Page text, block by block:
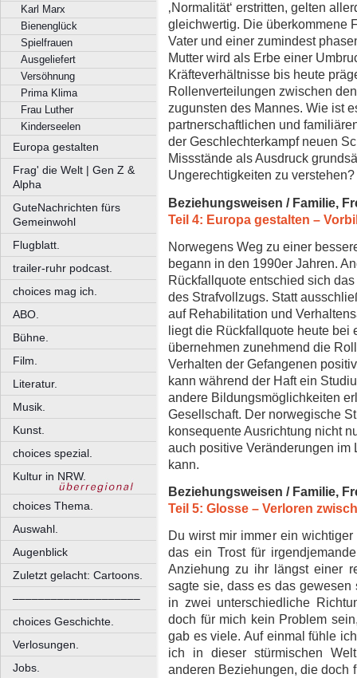
Karl Marx
Bienenglück
Spielfrauen
Ausgeliefert
Versöhnung
Prima Klima
Frau Luther
Kinderseelen
Europa gestalten
Frag' die Welt | Gen Z &
Alpha
GuteNachrichten fürs
Gemeinwohl
Flugblatt.
trailer-ruhr podcast.
choices mag ich.
ABO.
Bühne.
Film.
Literatur.
Musik.
Kunst.
choices spezial.
Kultur in NRW.
choices Thema.
Auswahl.
Augenblick
Zuletzt gelacht: Cartoons.
––––––––––––––––––––
choices Geschichte.
Verlosungen.
Jobs.
‚Normalität‘ erstritten, gelten
gleichwertig. Die überkommene
Vater und einer zumindest
Mutter wird als Erbe einer
Kräfteverhältnisse bis heute
Rollenverteilungen zwischen
zugunsten des Mannes. Wie ist
partnerschaftlichen und
der Geschlechterkampf neuen
Missstände als Ausdruck
Ungerechtigkeiten zu verstehen?
Beziehungsweisen / Familie,
Teil 4: Europa gestalten –
Norwegens Weg zu einer
begann in den 1990er Jahren.
Rückfallquote entschied sich
des Strafvollzugs. Statt
auf Rehabilitation und
liegt die Rückfallquote heute bei
übernehmen zunehmend die
Verhalten der Gefangenen
kann während der Haft ein
andere Bildungsmöglichkeiten
Gesellschaft. Der norwegische
konsequente Ausrichtung nicht
auch positive Veränderungen
kann.
Beziehungsweisen / Familie,
Teil 5: Glosse – Verloren
Du wirst mir immer ein
das ein Trost für
Anziehung zu ihr längst einer
sagte sie, dass es das
in zwei unterschiedliche
doch für mich kein Problem
gab es viele. Auf einmal fühle
ich in dieser stürmischen
anderen Beziehungen, die doch